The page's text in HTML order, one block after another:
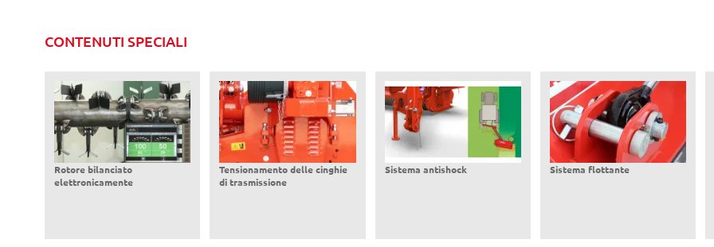
CONTENUTI SPECIALI
Rotore bilanciato
elettronicamente
Tensionamento delle cinghie
di trasmissione
Sistema antishock Sistema flottante